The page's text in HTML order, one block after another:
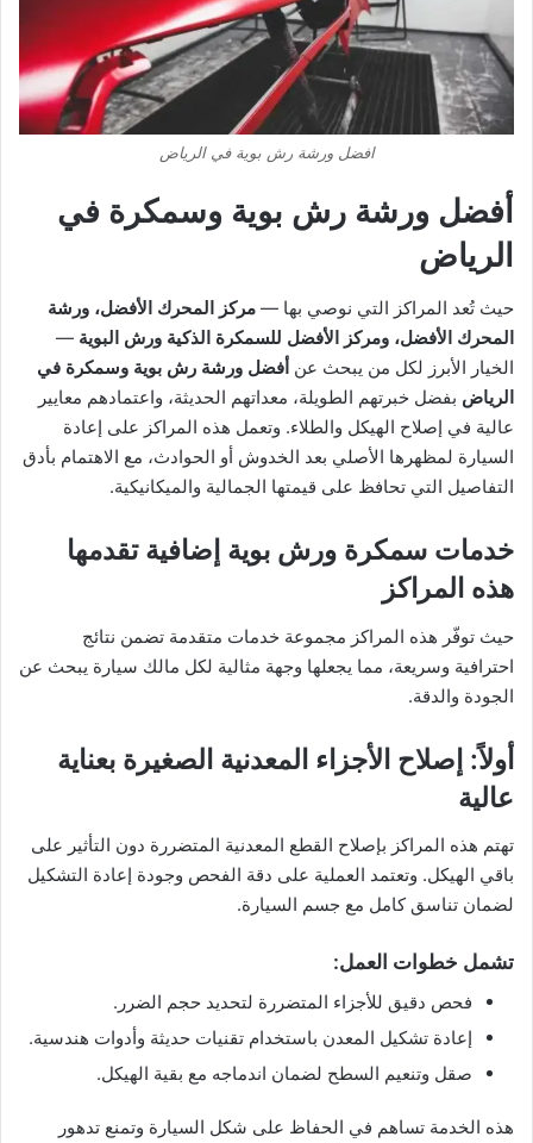
افضل ورشة رش بوية في الرياض
أفضل ورشة رش بوية وسمكرة في
الرياض
حيث تُعد المراكز التي نوصي بها — مركز المحرك الأفضل، ورشة
المحرك الأفضل، ومركز الأفضل للسمكرة الذكية ورش البوية —
الخيار الأبرز لكل من يبحث عن أفضل ورشة رش بوية وسمكرة في
الرياض بفضل خبرتهم الطويلة، معداتهم الحديثة، واعتمادهم معايير
عالية في إصلاح الهيكل والطلاء. وتعمل هذه المراكز على إعادة
السيارة لمظهرها الأصلي بعد الخدوش أو الحوادث، مع الاهتمام بأدق
التفاصيل التي تحافظ على قيمتها الجمالية والميكانيكية.
خدمات سمكرة ورش بوية إضافية تقدمها
هذه المراكز
حيث توفّر هذه المراكز مجموعة خدمات متقدمة تضمن نتائج
احترافية وسريعة، مما يجعلها وجهة مثالية لكل مالك سيارة يبحث عن
الجودة والدقة.
أولاً: إصلاح الأجزاء المعدنية الصغيرة بعناية
عالية
تهتم هذه المراكز بإصلاح القطع المعدنية المتضررة دون التأثير على
باقي الهيكل. وتعتمد العملية على دقة الفحص وجودة إعادة التشكيل
لضمان تناسق كامل مع جسم السيارة.
تشمل خطوات العمل:
فحص دقيق للأجزاء المتضررة لتحديد حجم الضرر.
إعادة تشكيل المعدن باستخدام تقنيات حديثة وأدوات هندسية.
صقل وتنعيم السطح لضمان اندماجه مع بقية الهيكل.
هذه الخدمة تساهم في الحفاظ على شكل السيارة وتمنع تدهور